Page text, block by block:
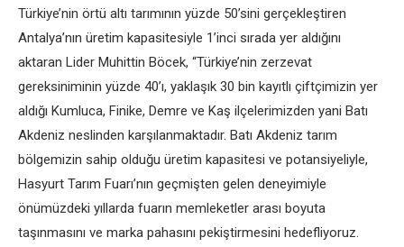
Türkiye’nin örtü altı tarımının yüzde 50’sini gerçekleştiren
Antalya’nın üretim kapasitesiyle 1’inci sırada yer aldığını
aktaran Lider Muhittin Böcek, “Türkiye’nin zerzevat
gereksiniminin yüzde 40’ı, yaklaşık 30 bin kayıtlı çiftçimizin yer
aldığı Kumluca, Finike, Demre ve Kaş ilçelerimizden yani Batı
Akdeniz neslinden karşılanmaktadır. Batı Akdeniz tarım
bölgemizin sahip olduğu üretim kapasitesi ve potansiyeliyle,
Hasyurt Tarım Fuarı’nın geçmişten gelen deneyimiyle
önümüzdeki yıllarda fuarın memleketler arası boyuta
taşınmasını ve marka pahasını pekiştirmesini hedefliyoruz.